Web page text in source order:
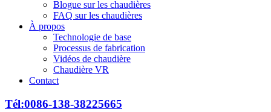
Blogue sur les chaudières
FAQ sur les chaudières
À propos
Technologie de base
Processus de fabrication
Vidéos de chaudière
Chaudière VR
Contact
Tél:0086-138-38225665